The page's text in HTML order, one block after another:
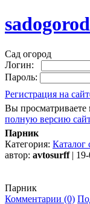
Сад огород
Логин:
Пароль:
Регистрация на
Вы
полную версию
Парник
Категория: Каталог
автор: avtosurff| 19-
Парник
Комментарии (0)